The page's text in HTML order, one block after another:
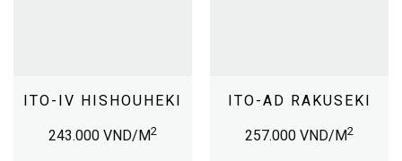
ITO-IV HISHOUHEKI
243.000 VND/M2
ITO-AD RAKUSEKI
257.000 VND/M2